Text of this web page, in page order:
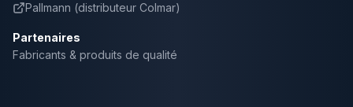
Pallmann (distributeur Colmar)
Partenaires
Fabricants & produits de qualité